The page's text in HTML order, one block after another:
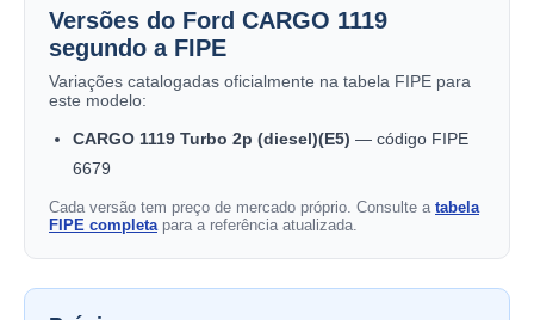
Versões do Ford CARGO 1119
segundo a FIPE
Variações catalogadas oficialmente na tabela FIPE para
este modelo:
CARGO 1119 Turbo 2p (diesel)(E5) — código FIPE
6679
Cada versão tem preço de mercado próprio. Consulte a tabela
FIPE completa para a referência atualizada.